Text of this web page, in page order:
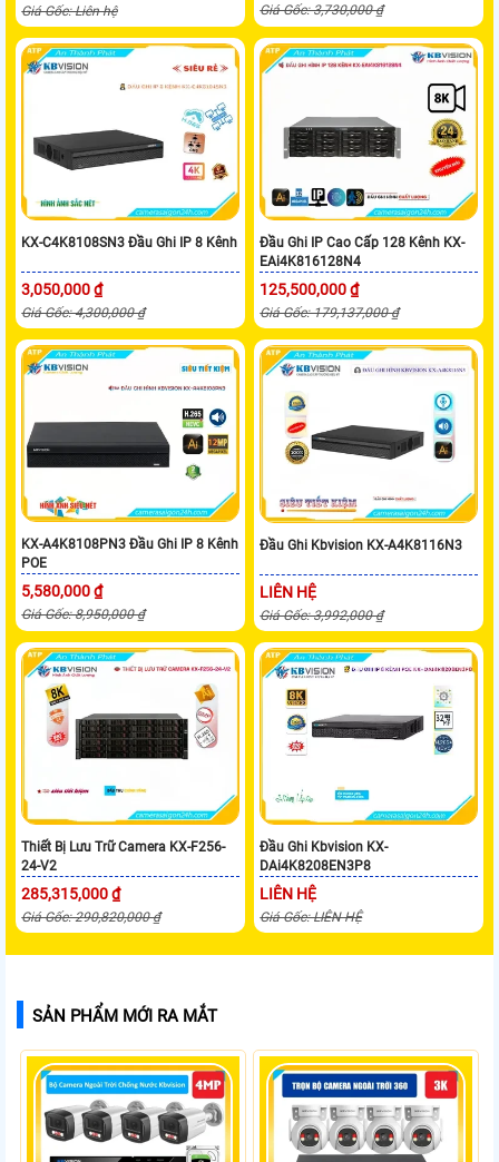
Giá Gốc: Liên hệ Giá Gốc: 3,730,000 ₫
KX-C4K8108SN3 Đầu Ghi IP 8 Kênh
3,050,000 ₫
Giá Gốc: 4,300,000 ₫
Đầu Ghi IP Cao Cấp 128 Kênh KX-
EAi4K816128N4
125,500,000 ₫
Giá Gốc: 179,137,000 ₫
KX-A4K8108PN3 Đầu Ghi IP 8 Kênh
POE
5,580,000 ₫
Giá Gốc: 8,950,000 ₫
Đầu Ghi Kbvision KX-A4K8116N3
LIÊN HỆ
Giá Gốc: 3,992,000 ₫
Thiết Bị Lưu Trữ Camera KX-F256-
24-V2
285,315,000 ₫
Giá Gốc: 290,820,000 ₫
Đầu Ghi Kbvision KX-
DAi4K8208EN3P8
LIÊN HỆ
Giá Gốc: LIÊN HỆ
SẢN PHẨM MỚI RA MẮT